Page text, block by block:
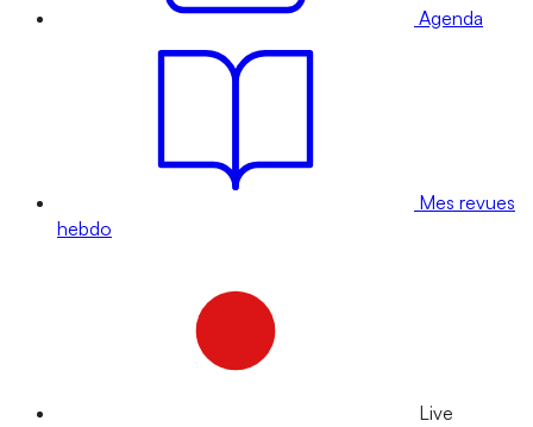
Agenda
Mes revues
hebdo
Live